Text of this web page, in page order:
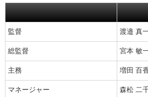
監督 渡邉 真
総監督 宮本 敏
主務 増田 百
マネージャー 森松 二